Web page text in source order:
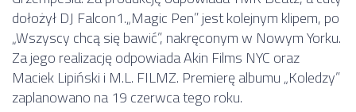
dołożył DJ Falcon1.„Magic Pen” jest kolejnym klipem, po
„Wszyscy chcą się bawić”, nakręconym w Nowym Yorku.
Za jego realizację odpowiada Akin Films NYC oraz
Maciek Lipiński i M.L. FILMZ. Premierę albumu „Koledzy”
zaplanowano na 19 czerwca tego roku.